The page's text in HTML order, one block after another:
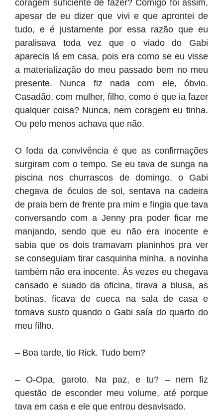
coragem suficiente de fazer? Comigo foi assim,
apesar de eu dizer que vivi e que aprontei de
tudo, e é justamente por essa razão que eu
paralisava toda vez que o viado do Gabi
aparecia lá em casa, pois era como se eu visse
a materialização do meu passado bem no meu
presente. Nunca fiz nada com ele, óbvio.
Casadão, com mulher, filho, como é que ia fazer
qualquer coisa? Nunca, nem coragem eu tinha.
Ou pelo menos achava que não.
O foda da convivência é que as confirmações
surgiram com o tempo. Se eu tava de sunga na
piscina nos churrascos de domingo, o Gabi
chegava de óculos de sol, sentava na cadeira
de praia bem de frente pra mim e fingia que tava
conversando com a Jenny pra poder ficar me
manjando, sendo que eu não era inocente e
sabia que os dois tramavam planinhos pra ver
se conseguiam tirar casquinha minha, a novinha
também não era inocente. Às vezes eu chegava
cansado e suado da oficina, tirava a blusa, as
botinas, ficava de cueca na sala de casa e
tomava susto quando o Gabi saía do quarto do
meu filho.
– Boa tarde, tio Rick. Tudo bem?
– O-Opa, garoto. Na paz, e tu? – nem fiz
questão de esconder meu volume, até porque
tava em casa e ele que entrou desavisado.